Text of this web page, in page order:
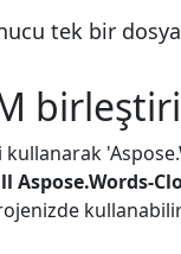
tek bir
Aspose.Words-